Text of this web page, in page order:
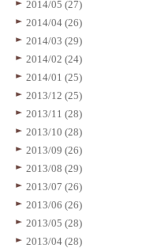
2014/05 (27)
2014/04 (26)
2014/03 (29)
2014/02 (24)
2014/01 (25)
2013/12 (25)
2013/11 (28)
2013/10 (28)
2013/09 (26)
2013/08 (29)
2013/07 (26)
2013/06 (26)
2013/05 (28)
2013/04 (28)